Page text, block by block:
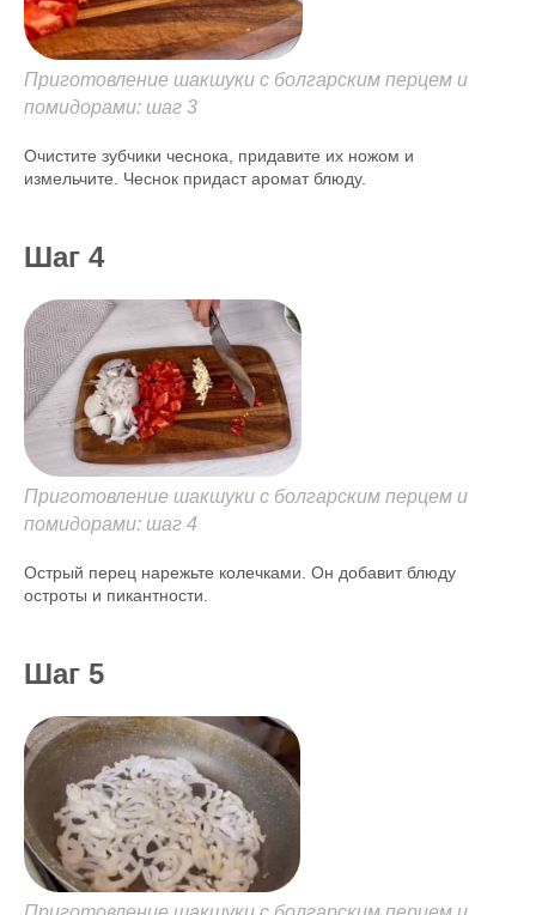
Приготовление шакшуки с болгарским перцем и
помидорами: шаг 3
Очистите зубчики чеснока, придавите их ножом и
измельчите. Чеснок придаст аромат блюду.
Шаг 4
Приготовление шакшуки с болгарским перцем и
помидорами: шаг 4
Острый перец нарежьте колечками. Он добавит блюду
остроты и пикантности.
Шаг 5